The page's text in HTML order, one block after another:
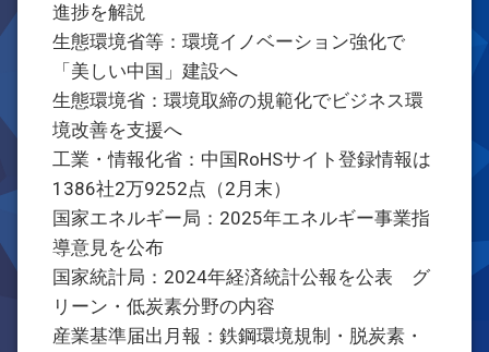
進捗を解説
生態環境省等：環境イノベーション強化で
「美しい中国」建設へ
生態環境省：環境取締の規範化でビジネス環
境改善を支援へ
工業・情報化省：中国RoHSサイト登録情報は
1386社2万9252点（2月末）
国家エネルギー局：2025年エネルギー事業指
導意見を公布
国家統計局：2024年経済統計公報を公表 グ
リーン・低炭素分野の内容
産業基準届出月報：鉄鋼環境規制・脱炭素・